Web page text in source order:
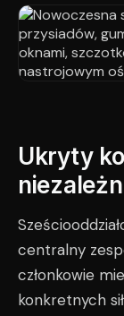
Ukryty
centralny
członkowie
konkretnych